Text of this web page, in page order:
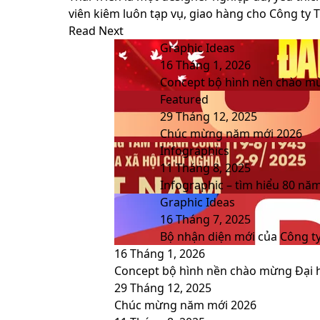
viên kiêm luôn tạp vụ, giao hàng cho Công ty
Website
Facebook
LinkedIn
YouTube
Read Next
Graphic Ideas
16 Tháng 1, 2026
Concept bộ hình nền chào
Featured
29 Tháng 12, 2025
Chúc mừng năm mới 2026
Infographics
11 Tháng 8, 2025
Infographic – tìm hiểu 80
Graphic Ideas
16 Tháng 7, 2025
Bộ nhận diện mới của Công
16 Tháng 1, 2026
Concept bộ hình nền chào mừng Đại
29 Tháng 12, 2025
Chúc mừng năm mới 2026